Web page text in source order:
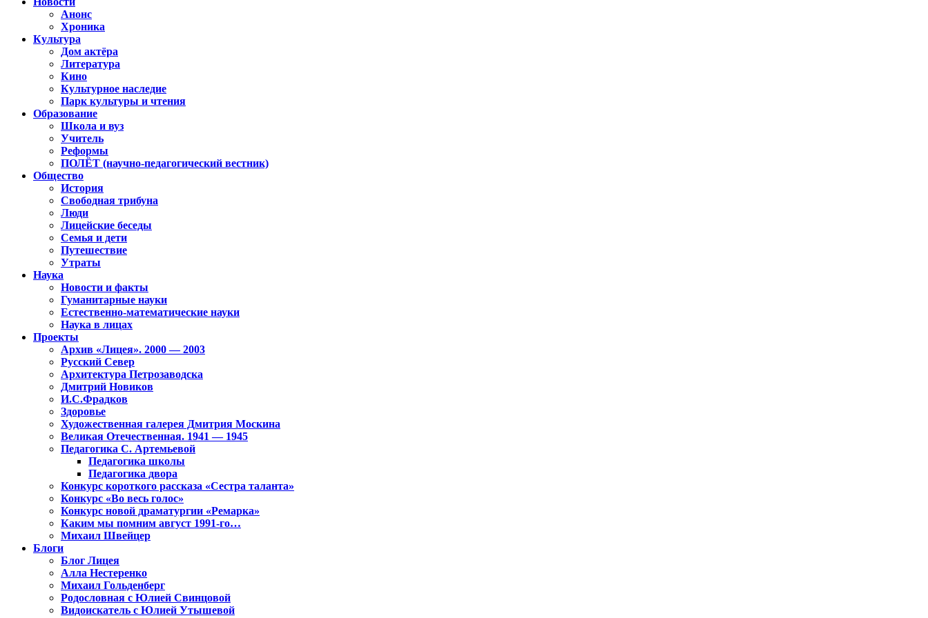
Анонс
Хроника
Культура
Дом актёра
Литература
Кино
Культурное наследие
Парк культуры и чтения
Образование
Школа и вуз
Учитель
Реформы
ПОЛЁТ (научно-педагогический вестник)
Общество
История
Свободная трибуна
Люди
Лицейские беседы
Семья и дети
Путешествие
Утраты
Наука
Новости и факты
Гуманитарные науки
Естественно-математические науки
Наука в лицах
Проекты
Архив «Лицея». 2000 — 2003
Русский Север
Архитектура Петрозаводска
Дмитрий Новиков
И.С.Фрадков
Здоровье
Художественная галерея Дмитрия Москина
Великая Отечественная. 1941 — 1945
Педагогика С. Артемьевой
Педагогика школы
Педагогика двора
Конкурс короткого рассказа «Сестра таланта»
Конкурс «Во весь голос»
Конкурс новой драматургии «Ремарка»
Каким мы помним август 1991-го…
Михаил Швейцер
Блоги
Блог Лицея
Алла Нестеренко
Михаил Гольденберг
Родословная с Юлией Свинцовой
Видоискатель с Юлией Утышевой